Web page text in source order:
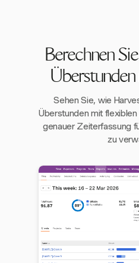
Berechnen
Sehen Sie, wie
Überstunden mit
genauer Zeiterfassung
zu